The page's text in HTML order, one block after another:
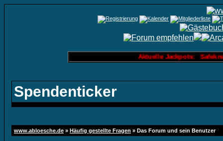
Aktuelle Jackpots:
Spendenticker
www.abloesche.de » Häufig gestellte Fragen » Das Forum und sein Benutzer